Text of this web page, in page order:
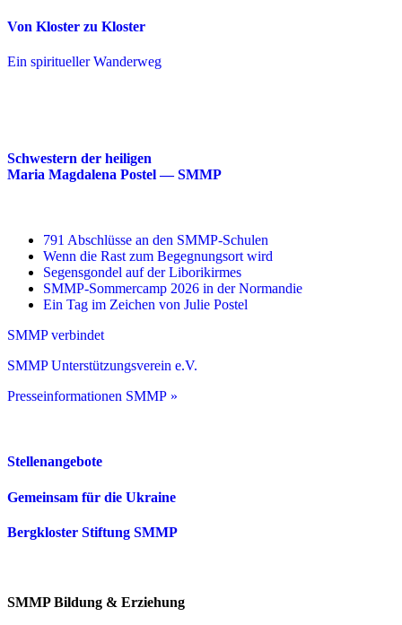
Von Kloster zu Kloster
Ein spiritueller Wanderweg
Schwestern der heiligen
Maria Magdalena Postel — SMMP
791 Abschlüsse an den SMMP-Schulen
Wenn die Rast zum Begegnungsort wird
Segensgondel auf der Liborikirmes
SMMP-Sommercamp 2026 in der Normandie
Ein Tag im Zeichen von Julie Postel
SMMP verbindet
SMMP Unterstützungsverein e.V.
Presseinformationen SMMP »
Stellenangebote
Gemeinsam für die Ukraine
Bergkloster Stiftung SMMP
SMMP Bildung & Erziehung